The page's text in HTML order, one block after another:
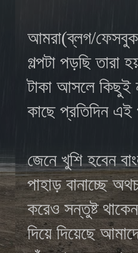
আমরা(ব্লগ/ফেসবুক
গল্পটা পড়ছি
টাকা আসলে কিছুই
কাছে প্রতিদিন
জেনে খুশি হবেন
পাহাড় বানাচ্ছে
করেও সন্তুষ্ট
দিয়ে দিয়েছে